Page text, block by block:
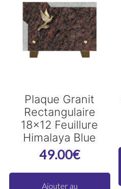
Plaque Granit
Rectangulaire
18×12 Feuillure
Himalaya Blue
49.00€
Ajouter au